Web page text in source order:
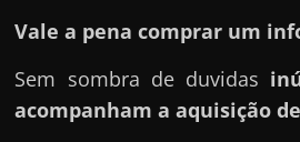
Vale a pena comprar um
Sem sombra de duvidas
acompanham a aquisição